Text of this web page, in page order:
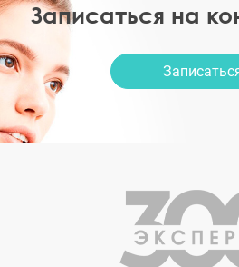
Записаться на